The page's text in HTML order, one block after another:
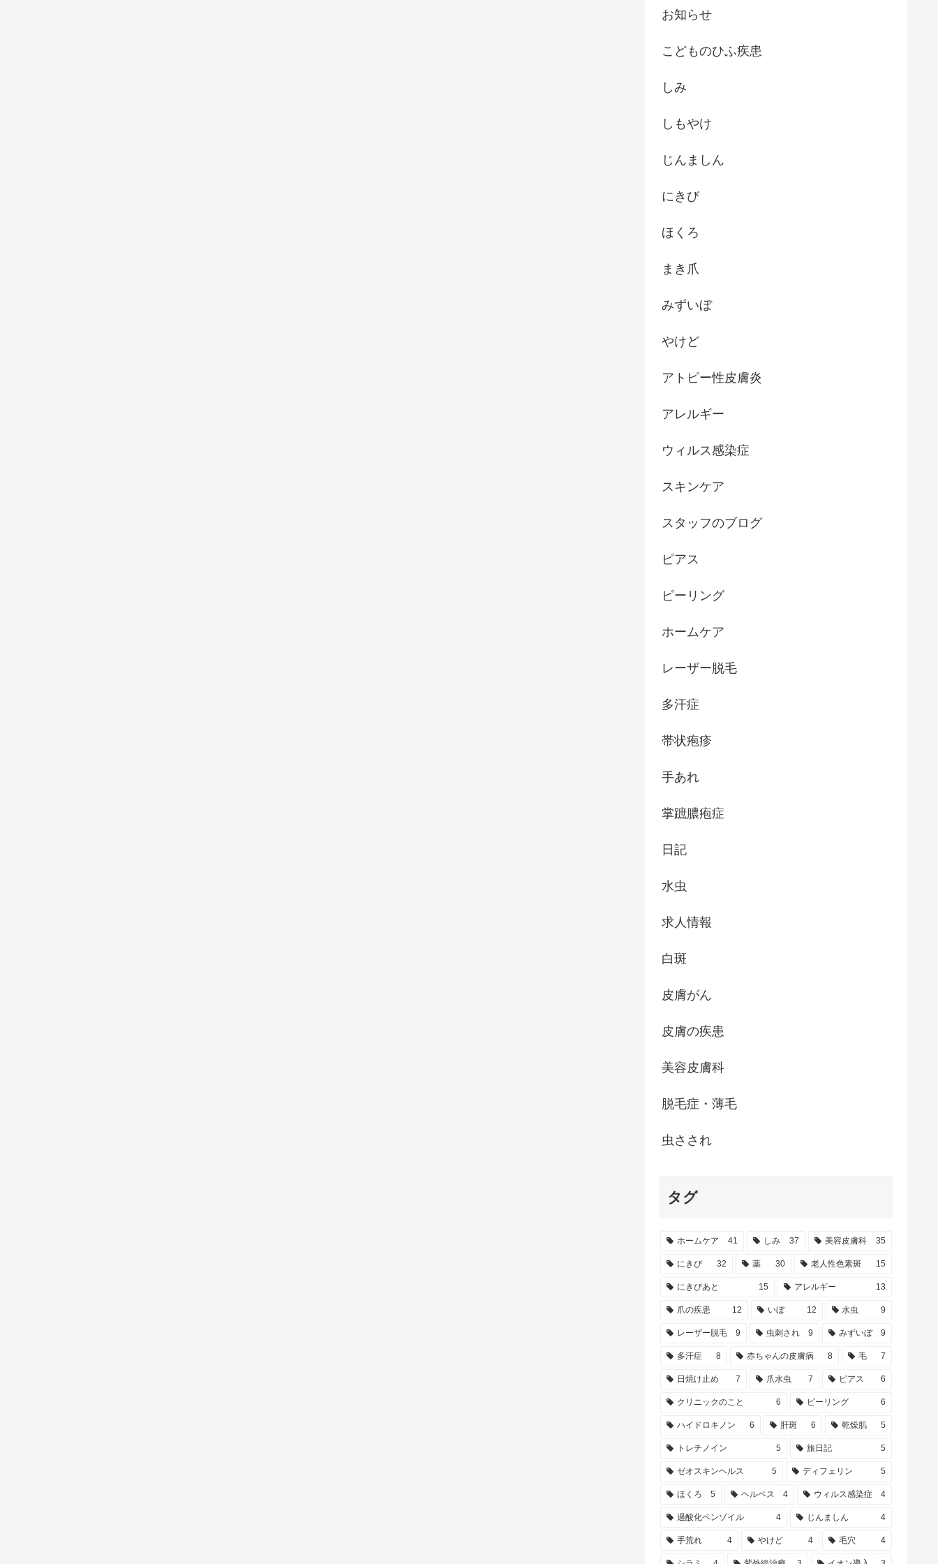
お知らせ
こどものひふ疾患
しみ
しもやけ
じんましん
にきび
ほくろ
まき爪
みずいぼ
やけど
アトピー性皮膚炎
アレルギー
ウィルス感染症
スキンケア
スタッフのブログ
ピアス
ピーリング
ホームケア
レーザー脱毛
多汗症
帯状疱疹
手あれ
掌蹠膿疱症
日記
水虫
求人情報
白斑
皮膚がん
皮膚の疾患
美容皮膚科
脱毛症・薄毛
虫さされ
タグ
ホームケア 41 しみ 37 美容皮膚科 35
にきび 32 薬 30 老人性色素斑 15
にきびあと 15 アレルギー 13
爪の疾患 12 いぼ 12 水虫 9
レーザー脱毛 9 虫刺され 9 みずいぼ 9
多汗症 8 赤ちゃんの皮膚病 8 毛 7
日焼け止め 7 爪水虫 7 ピアス 6
クリニックのこと 6 ピーリング 6
ハイドロキノン 6 肝斑 6 乾燥肌 5
トレチノイン 5 旅日記 5
ゼオスキンヘルス 5 ディフェリン 5
ほくろ 5 ヘルペス 4 ウィルス感染症 4
過酸化ベンゾイル 4 じんましん 4
手荒れ 4 やけど 4 毛穴 4